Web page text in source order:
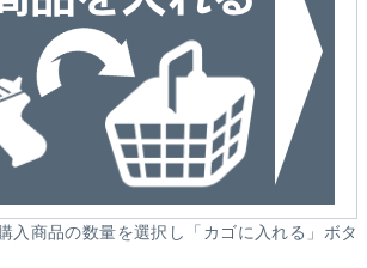
入商品の数量を選択し「カゴに入れる」ボタ